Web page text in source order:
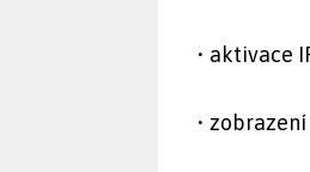
• aktivace
• zobrazení